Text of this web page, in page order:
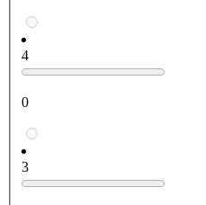
4
0
3